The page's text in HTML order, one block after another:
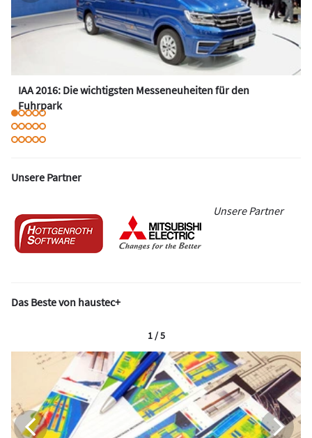
IAA 2016: Die wichtigsten Messeneuheiten für den
Fuhrpark
Unsere Partner
Unsere Partner
Das Beste von haustec+
1 / 5